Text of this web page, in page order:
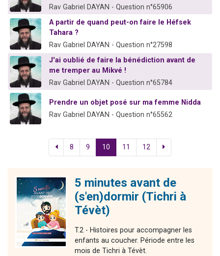
Rav Gabriel DAYAN - Question n°65906
A partir de quand peut-on faire le Héfsek
Tahara ?
Rav Gabriel DAYAN - Question n°27598
J'ai oublié de faire la bénédiction avant de
me tremper au Mikvé !
Rav Gabriel DAYAN - Question n°65784
Prendre un objet posé sur ma femme Nidda
Rav Gabriel DAYAN - Question n°65562
8 9 10 11 12
5 minutes avant de
(s'en)dormir (Tichri à
Tévèt)
T.2 - Histoires pour accompagner les
enfants au coucher. Période entre les
mois de Tichri à Tévèt.